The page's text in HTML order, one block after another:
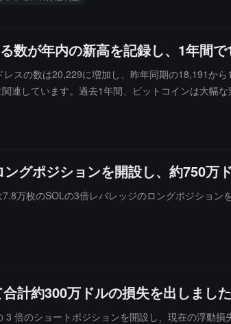
が年内の新高を記録し、1年間で
スの数は20,229に増加し、昨年同期の18,191か
連しています。過去1年間、ビットコインは大幅
示す時期においても、100枚以上のBTCアドレス
グポジションを開設し、約750万ド
万枚のSOLの3倍レバレッジのロングポジショ
計約300万ドルの損失を出しました
倍のショートポジションを開設し、現在の浮動